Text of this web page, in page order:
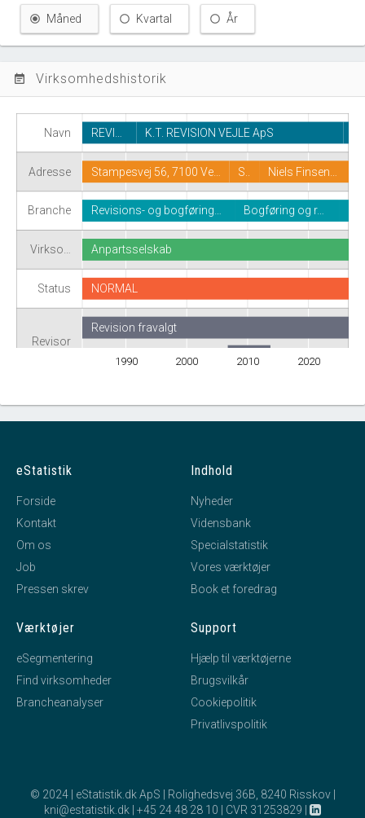
Måned Kvartal År
event_note Virksomhedshistorik
1990 2000 2010 2020
Navn
Adresse
Branche
Virkso…
Status
Revisor
REVI… K.T. REVISION VEJLE ApS
Stampesvej 56, 7100 Ve… S.. Niels Finsen…
Revisions- og bogføring… Bogføring og r…
Anpartsselskab
NORMAL
Sæ…
Revision fravalgt
eStatistik
Forside
Kontakt
Om os
Job
Pressen skrev
Indhold
Nyheder
Vidensbank
Specialstatistik
Vores værktøjer
Book et foredrag
Værktøjer
eSegmentering
Find virksomheder
Brancheanalyser
Support
Hjælp til værktøjerne
Brugsvilkår
Cookiepolitik
Privatlivspolitik
© 2024 | eStatistik.dk ApS | Rolighedsvej 36B, 8240 Risskov |
kni@estatistik.dk +45 24 48 28 10 CVR 31253829